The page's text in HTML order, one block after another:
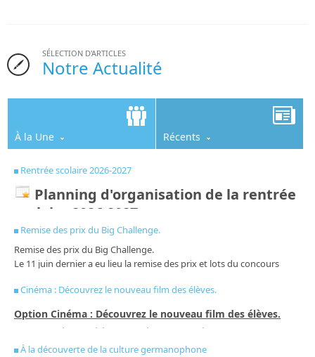
SÉLECTION D'ARTICLES
Notre Actualité
À la Une Récents
Rentrée scolaire 2026-2027
Planning d'organisation de la rentrée
scolaire 2026-2027
Du mardi 25 août au vendredi 29 août
Stage de réussite pour les élèves inscrits, tous les matins de
9h00 à 12h00.
Lundi 31 août 2026
Remise des prix du Big Challenge.
Remise des prix du Big Challenge.
Le 11 juin dernier a eu lieu la remise des prix et lots du concours
ont relevé le défis des 45 questions, dont certaines plutôt difficiles! Un
chaque niveau! Rendez- vous l'année prochaine!
Ariane Nibeaudeau, enseignante d'anglais
Cinéma : Découvrez le nouveau film des élèves.
Option Cinéma : Découvrez le nouveau film des élèves.
Cette année, les élèves de 6ème et de 5ème de l'option
cinéma vous invitent à découvrir leur court métrage
À la découverte de la culture germanophone